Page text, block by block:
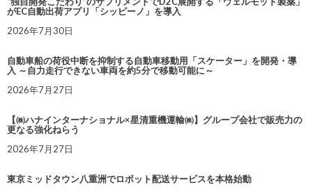
がEC自動出荷アプリ「シッピーノ」を導入
2026年7月30日
自動車船の荷役中断を抑制する自動車移動用「スケーター」を開発・導
入 ～自力走行できない車両を約5分で移動可能に～
2026年7月27日
【㈱ハナインターナショナル×星清重機運輸㈱】グループ会社で販売力の
更なる強化ねらう
2026年7月27日
東京ミッドタウン八重洲でロボット配送サービスを本格始動